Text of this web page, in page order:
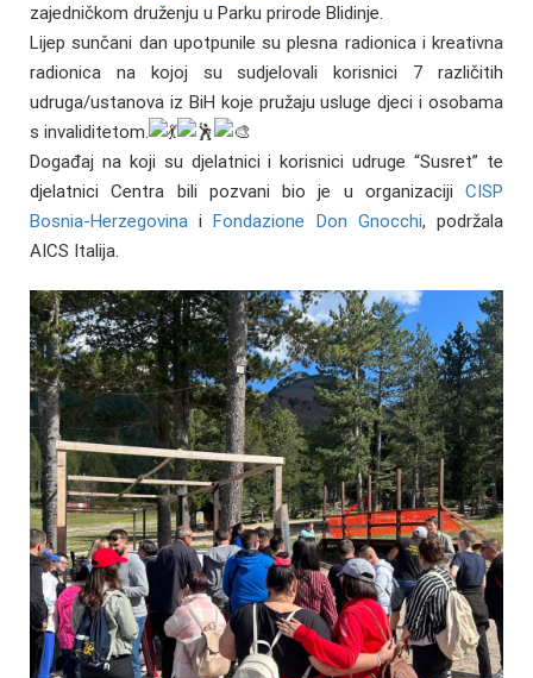
zajedničkom druženju u Parku prirode Blidinje.
Lijep sunčani dan upotpunile su plesna radionica i kreativna
radionica na kojoj su sudjelovali korisnici 7 različitih
udruga/ustanova iz BiH koje pružaju usluge djeci i osobama
s invaliditetom.
Događaj na koji su djelatnici i korisnici udruge “Susret” te
djelatnici Centra bili pozvani bio je u organizaciji CISP
Bosnia-Herzegovina iFondazione Don Gnocchi, podržala
AICS Italija.